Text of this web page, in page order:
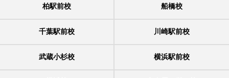
柏駅前校 船橋校
千葉駅前校 川崎駅前校
武蔵小杉校 横浜駅前校